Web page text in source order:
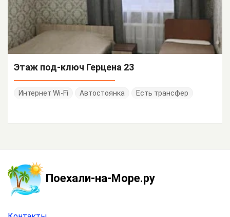
Этаж под-ключ Герцена 23
Интернет Wi-Fi Автостоянка Есть трансфер
Поехали-на-Море.ру